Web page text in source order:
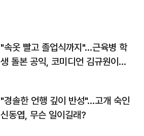
"속옷 빨고 졸업식까지"…근육병 학
생 돌본 공익, 코미디언 김규원이었
"경솔한 언행 깊이 반성"…고개 숙인
신동엽, 무슨 일이길래?